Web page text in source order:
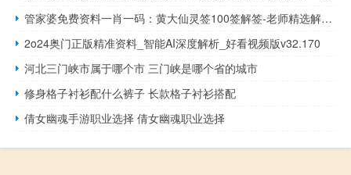
管家婆免费资料一肖一码：黄大仙灵签100签解签-老师精选解释落实-3000.DS0.78
2o24奥门正版精准资料_智能AI深度解析_好看视频版v32.170
河北三门峡市属于哪个市 三门峡是哪个省的城市
修身格子衬衫配什么裤子 长款格子衬衫搭配
倩女幽魂手游职业选择 倩女幽魂职业选择